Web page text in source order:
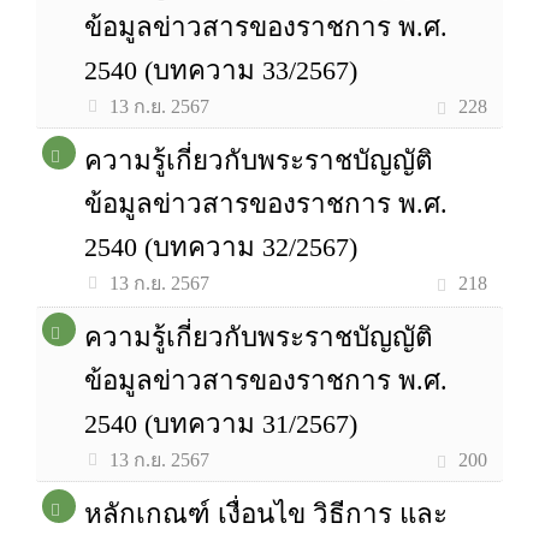
ข้อมูลข่าวสารของราชการ พ.ศ.
2540 (บทความ 33/2567)
13 ก.ย. 2567 228
ความรู้เกี่ยวกับพระราชบัญญัติ
ข้อมูลข่าวสารของราชการ พ.ศ.
2540 (บทความ 32/2567)
13 ก.ย. 2567 218
ความรู้เกี่ยวกับพระราชบัญญัติ
ข้อมูลข่าวสารของราชการ พ.ศ.
2540 (บทความ 31/2567)
13 ก.ย. 2567 200
หลักเกณฑ์ เงื่อนไข วิธีการ และ